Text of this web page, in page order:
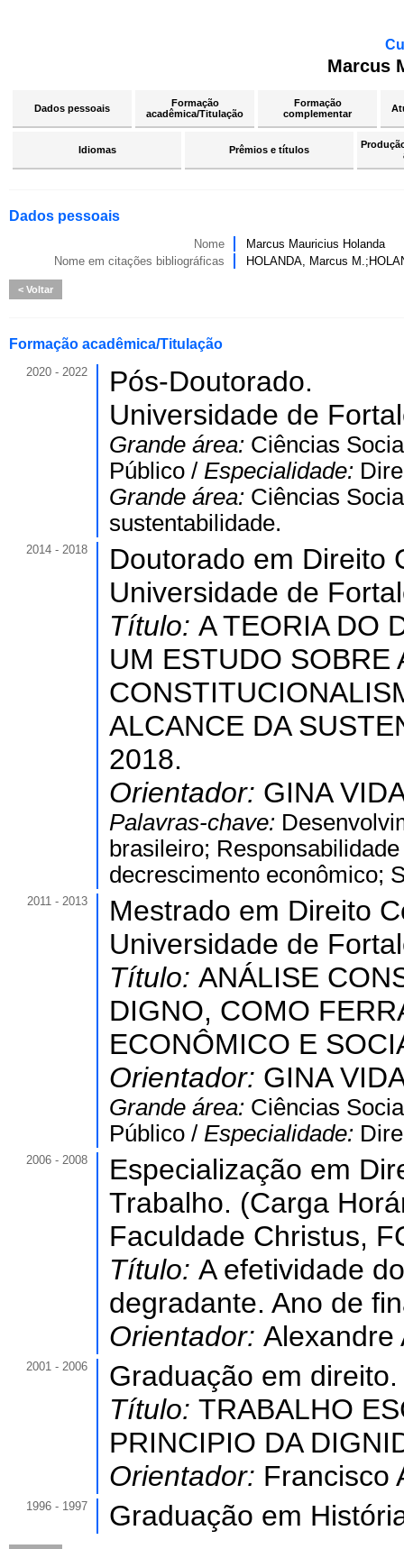
Marcus
Dados pessoais
Formação
acadêmica/Titulação
Formação
complementar
Idiomas Prêmios e títulos
Dados pessoais
Nome
Marcus Mauricius Holanda
Nome em citações bibliográficas
HOLANDA, Marcus
Voltar
Formação acadêmica/Titulação
2020 - 2022
Pós-Doutorado.
Universidade de
Grande área: Ciências
Público / Especialidade:
Grande área: Ciências
sustentabilidade.
2014 - 2018
Doutorado em Direito
Universidade de
Título: A TEORIA DO
UM ESTUDO SOBRE
ALCANCE DA
2018.
Orientador: GINA
Palavras-chave:
brasileiro;
decrescimento econômico;
2011 - 2013
Mestrado em Direito
Universidade de
Título: ANÁLISE
DIGNO, COMO
ECONÔMICO E
Orientador: GINA
Grande área: Ciências
Público / Especialidade:
2006 - 2008
Especialização em
Trabalho. (Carga
Faculdade Christus,
Título: A efetividade
degradante. Ano de
Orientador: Alexandre
2001 - 2006
Graduação em direito.
Título: TRABALHO
PRINCIPIO DA
Orientador: Francisco
1996 - 1997 Graduação em